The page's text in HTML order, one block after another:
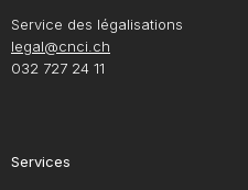
Service des légalisations
legal@cnci.ch
032 727 24 11
Services